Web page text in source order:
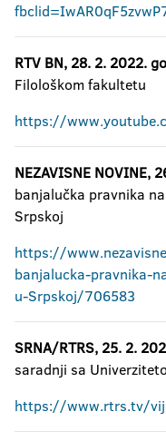
RTV BN, 28. 2. 2022.
Filološkom fakultetu
https://
NEZAVISNE NOVINE,
banjalučka pravnika
Srpskoj
https://
banjalucka-pravnika-
u-Srpskoj/706583
SRNA/RTRS, 25. 2.
saradnji sa
https://www.rtrs.tv/